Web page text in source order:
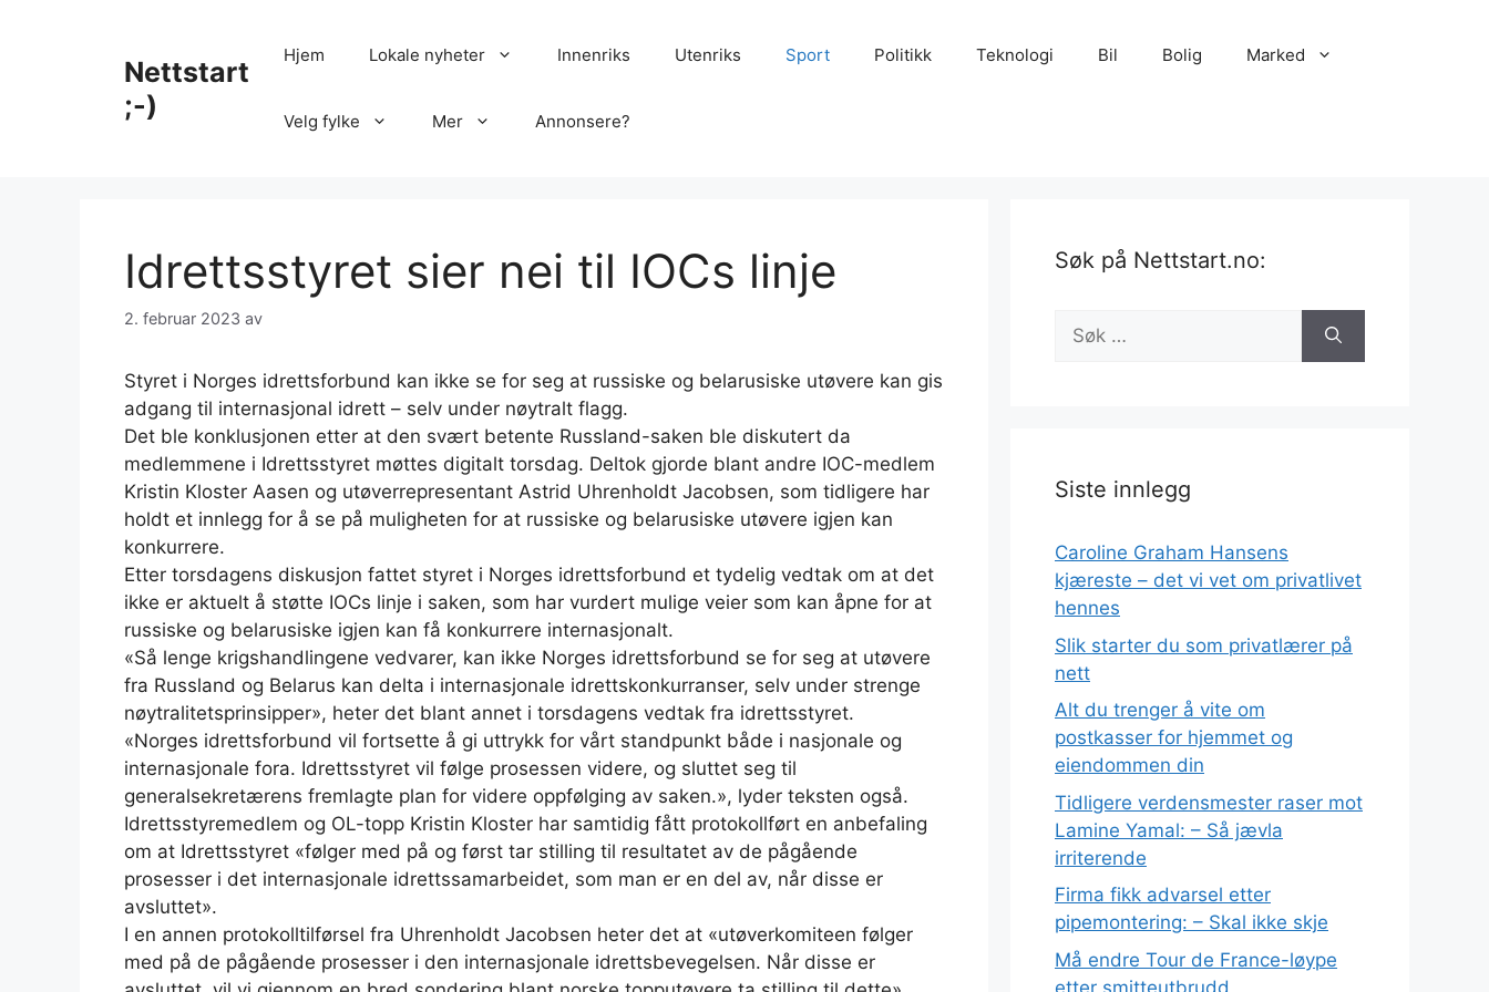
Nettstart
;-)
Hjem Lokale nyheter Innenriks Utenriks Sport Politikk Teknologi Bil Bolig Marked
Velg fylke Mer Annonsere?
Idrettsstyret sier nei til IOCs linje
2. februar 2023 av
Styret i Norges idrettsforbund kan ikke se for seg at russiske og belarusiske utøvere kan gis
adgang til internasjonal idrett – selv under nøytralt flagg.
Det ble konklusjonen etter at den svært betente Russland-saken ble diskutert da
medlemmene i Idrettsstyret møttes digitalt torsdag. Deltok gjorde blant andre IOC-medlem
Kristin Kloster Aasen og utøverrepresentant Astrid Uhrenholdt Jacobsen, som tidligere har
holdt et innlegg for å se på muligheten for at russiske og belarusiske utøvere igjen kan
konkurrere.
Etter torsdagens diskusjon fattet styret i Norges idrettsforbund et tydelig vedtak om at det
ikke er aktuelt å støtte IOCs linje i saken, som har vurdert mulige veier som kan åpne for at
russiske og belarusiske igjen kan få konkurrere internasjonalt.
«Så lenge krigshandlingene vedvarer, kan ikke Norges idrettsforbund se for seg at utøvere
fra Russland og Belarus kan delta i internasjonale idrettskonkurranser, selv under strenge
nøytralitetsprinsipper», heter det blant annet i torsdagens vedtak fra idrettsstyret.
«Norges idrettsforbund vil fortsette å gi uttrykk for vårt standpunkt både i nasjonale og
internasjonale fora. Idrettsstyret vil følge prosessen videre, og sluttet seg til
generalsekretærens fremlagte plan for videre oppfølging av saken.», lyder teksten også.
Idrettsstyremedlem og OL-topp Kristin Kloster har samtidig fått protokollført en anbefaling
om at Idrettsstyret «følger med på og først tar stilling til resultatet av de pågående
prosesser i det internasjonale idrettssamarbeidet, som man er en del av, når disse er
avsluttet».
I en annen protokolltilførsel fra Uhrenholdt Jacobsen heter det at «utøverkomiteen følger
med på de pågående prosesser i den internasjonale idrettsbevegelsen. Når disse er
Søk på Nettstart.no:
Søk
etter:
Siste innlegg
Caroline Graham Hansens
kjæreste – det vi vet om privatlivet
hennes
Slik starter du som privatlærer på
nett
Alt du trenger å vite om
postkasser for hjemmet og
eiendommen din
Tidligere verdensmester raser mot
Lamine Yamal: – Så jævla
irriterende
Firma fikk advarsel etter
pipemontering: – Skal ikke skje
Må endre Tour de France-løype
etter smitteutbrudd